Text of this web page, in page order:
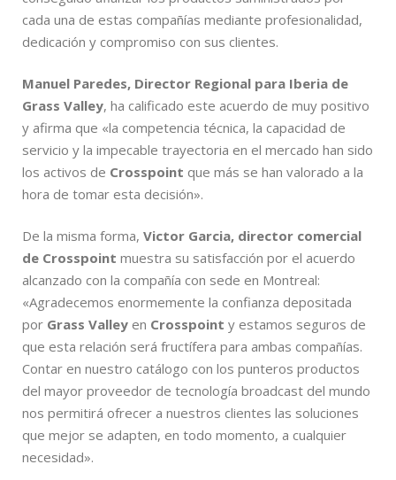
cada una de estas compañías mediante profesionalidad,
dedicación y compromiso con sus clientes.
Manuel Paredes, Director Regional para Iberia de
Grass Valley, ha calificado este acuerdo de muy positivo
y afirma que «la competencia técnica, la capacidad de
servicio y la impecable trayectoria en el mercado han sido
los activos de Crosspoint que más se han valorado a la
hora de tomar esta decisión».
De la misma forma, Victor Garcia, director comercial
de Crosspoint muestra su satisfacción por el acuerdo
alcanzado con la compañía con sede en Montreal:
«Agradecemos enormemente la confianza depositada
por Grass Valley en Crosspoint y estamos seguros de
que esta relación será fructífera para ambas compañías.
Contar en nuestro catálogo con los punteros productos
del mayor proveedor de tecnología broadcast del mundo
nos permitirá ofrecer a nuestros clientes las soluciones
que mejor se adapten, en todo momento, a cualquier
necesidad».